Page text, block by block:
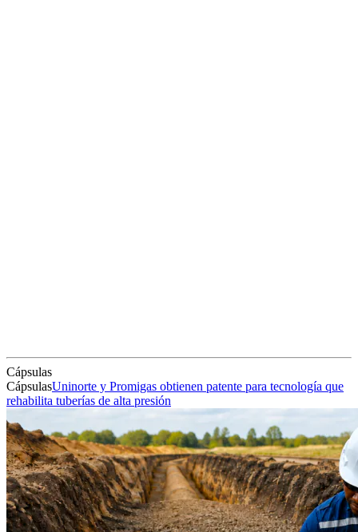
Cápsulas
CápsulasUninorte y Promigas obtienen patente para tecnología que
rehabilita tuberías de alta presión